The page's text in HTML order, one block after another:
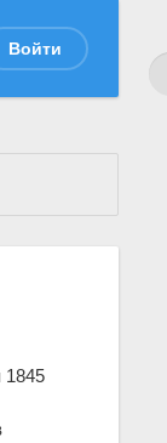
Войти
1845